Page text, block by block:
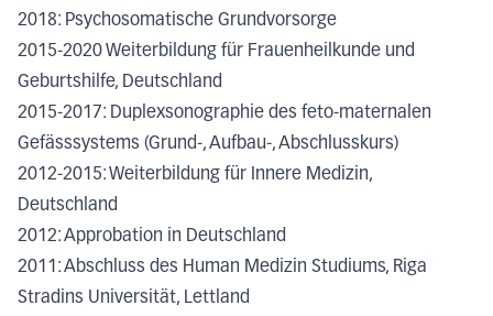
2018: Psychosomatische Grundvorsorge
2015-2020 Weiterbildung für Frauenheilkunde und
Geburtshilfe, Deutschland
2015-2017: Duplexsonographie des feto-maternalen
Gefässsystems (Grund-, Aufbau-, Abschlusskurs)
2012-2015: Weiterbildung für Innere Medizin,
Deutschland
2012: Approbation in Deutschland
2011: Abschluss des Human Medizin Studiums, Riga
Stradins Universität, Lettland